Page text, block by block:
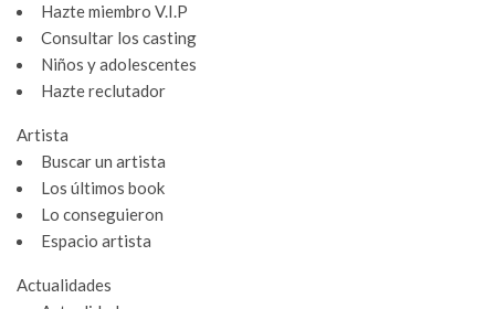
Hazte miembro V.I.P
Consultar los casting
Niños y adolescentes
Hazte reclutador
Artista
Buscar un artista
Los últimos book
Lo conseguieron
Espacio artista
Actualidades